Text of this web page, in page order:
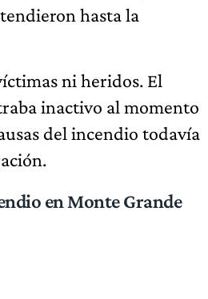
hasta la
ni heridos. El
inactivo al momento
del incendio todavía
en Monte Grande